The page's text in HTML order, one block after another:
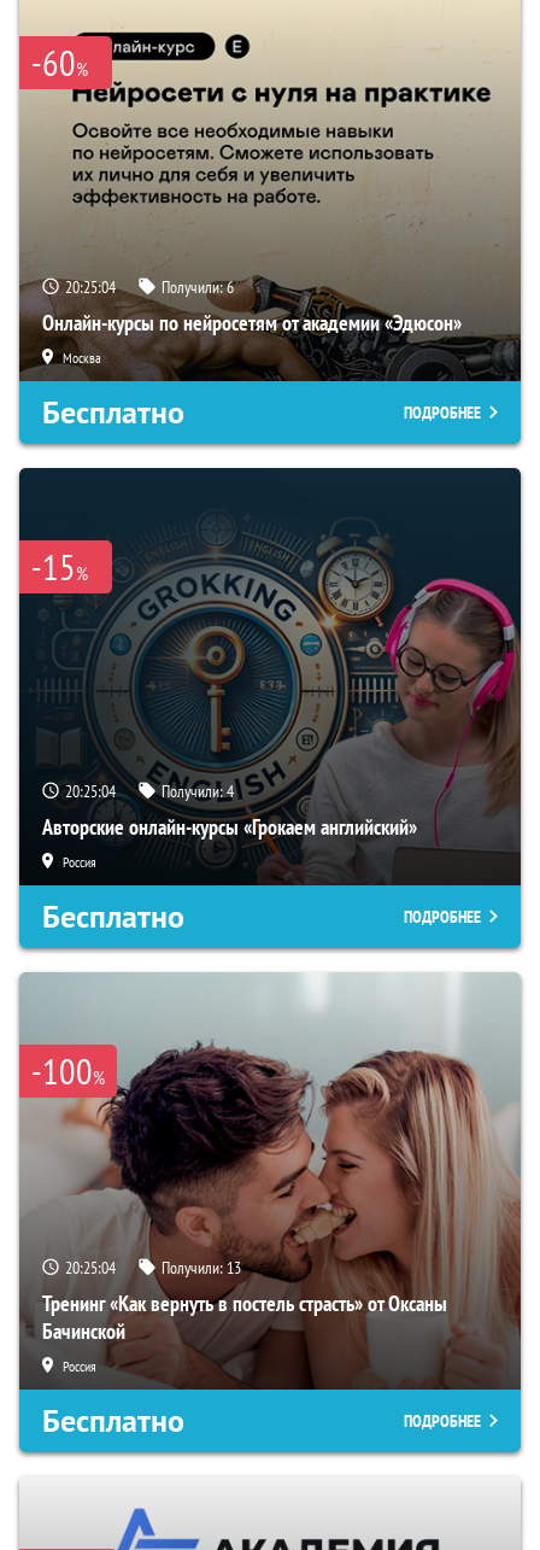
-60%
20:25:03 Получили:6
Онлайн-курсы по нейросетям от академии «Эдюсон»
Москва
Бесплатно ПОДРОБНЕЕ
-15%
20:25:03 Получили:4
Авторские онлайн-курсы «Грокаем английский»
Россия
Бесплатно ПОДРОБНЕЕ
-100%
20:25:03 Получили:13
Тренинг «Как вернуть в постель страсть» от Оксаны
Бачинской
Россия
Бесплатно ПОДРОБНЕЕ